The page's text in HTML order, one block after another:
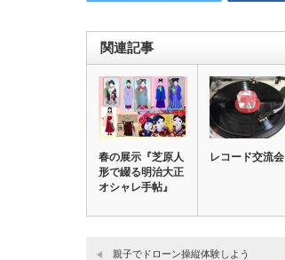
関連記事
春の展示『芝原人
形で綴る明治大正
オシャレ手帖』
レコード交流会
親子でドローン操縦体験しよう